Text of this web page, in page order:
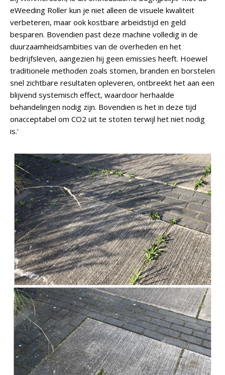
eWeeding Roller kun je niet alleen de visuele kwaliteit
verbeteren, maar ook kostbare arbeidstijd en geld
besparen. Bovendien past deze machine volledig in de
duurzaamheidsambities van de overheden en het
bedrijfsleven, aangezien hij geen emissies heeft. Hoewel
traditionele methoden zoals stomen, branden en borstelen
snel zichtbare resultaten opleveren, ontbreekt het aan een
blijvend systemisch effect, waardoor herhaalde
behandelingen nodig zijn. Bovendien is het in deze tijd
onacceptabel om CO2 uit te stoten terwijl het niet nodig
is.'